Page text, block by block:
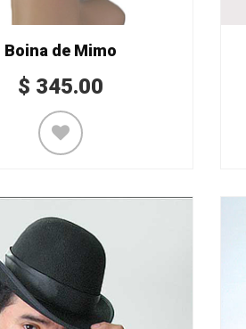
Boina de Mimo
$ 345.00